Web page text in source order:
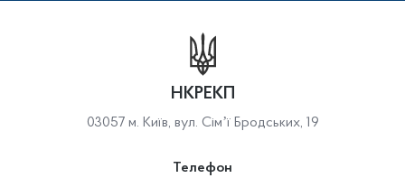
НКРЕКП
03057 м. Київ, вул. Сімʼї Бродських, 19
Телефон